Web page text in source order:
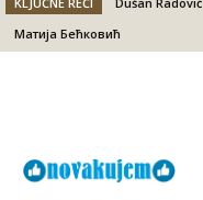
Матија Бећковић